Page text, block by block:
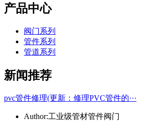
产品中心
阀门系列
管件系列
管道系列
新闻推荐
pvc管件修理(更新：修理PVC管件的···
Author:工业级管材管件阀门